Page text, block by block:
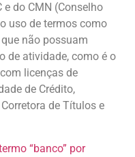
e do CMN (Conselho
uso de termos como
que não possuam
de atividade, como é o
licenças de
de Crédito,
de Títulos e
“banco” por